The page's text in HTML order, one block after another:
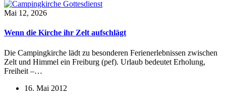
Mai 12, 2026
Wenn die Kirche ihr Zelt aufschlägt
Die Campingkirche lädt zu besonderen Ferienerlebnissen zwischen
Zelt und Himmel ein Freiburg (pef). Urlaub bedeutet Erholung,
Freiheit –…
16. Mai 2012